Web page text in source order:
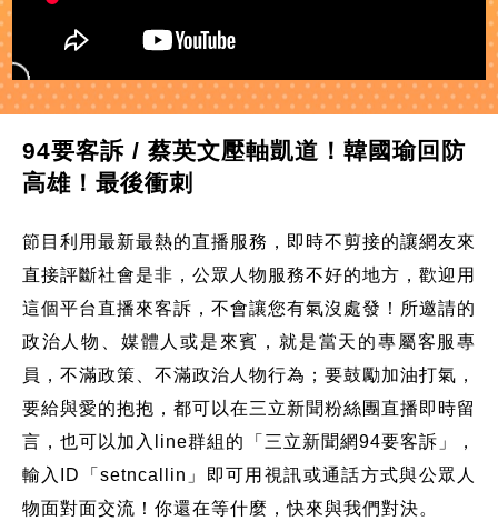
94要客訴 / 蔡英文壓軸凱道！韓國瑜回防
高雄！最後衝刺
節目利用最新最熱的直播服務，即時不剪接的讓網友來
直接評斷社會是非，公眾人物服務不好的地方，歡迎用
這個平台直播來客訴，不會讓您有氣沒處發！所邀請的
政治人物、媒體人或是來賓，就是當天的專屬客服專
員，不滿政策、不滿政治人物行為；要鼓勵加油打氣，
要給與愛的抱抱，都可以在三立新聞粉絲團直播即時留
言，也可以加入line群組的「三立新聞網94要客訴」，
輸入ID「setncallin」即可用視訊或通話方式與公眾人
物面對面交流！你還在等什麼，快來與我們對決。